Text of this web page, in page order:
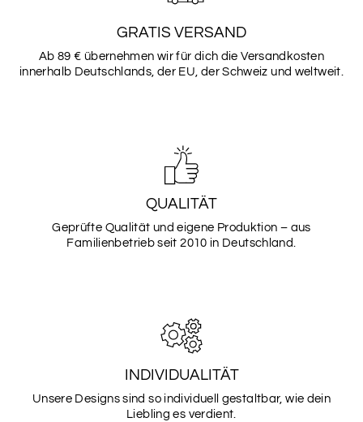
GRATIS VERSAND
Ab 89 € übernehmen wir für dich die Versandkosten
innerhalb Deutschlands, der EU, der Schweiz und weltweit.
QUALITÄT
Geprüfte Qualität und eigene Produktion – aus
Familienbetrieb seit 2010 in Deutschland.
INDIVIDUALITÄT
Unsere Designs sind so individuell gestaltbar, wie dein
Liebling es verdient.